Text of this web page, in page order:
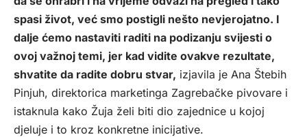
spasi život, već smo postigli nešto nevjerojatno. I
dalje ćemo nastaviti raditi na podizanju svijesti o
ovoj važnoj temi, jer kad vidite ovakve rezultate,
shvatite da radite dobru stvar, izjavila je Ana Štebih
Pinjuh, direktorica marketinga Zagrebačke pivovare i
istaknula kako Žuja želi biti dio zajednice u kojoj
djeluje i to kroz konkretne inicijative.